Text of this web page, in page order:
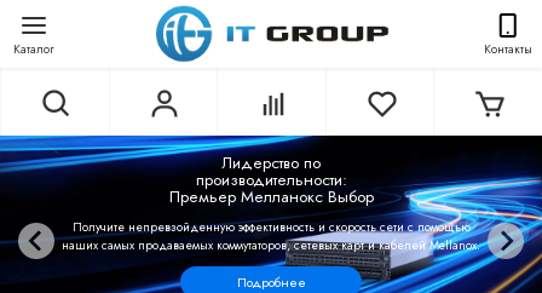
Каталог Контакты
Лидерство по
производительности:
Премьер Мелланокс Выбор
Получите непревзойденную эффективность и скорость сети с помощью
наших самых продаваемых коммутаторов, сетевых карт и кабелей Mellanox.
Подробнее